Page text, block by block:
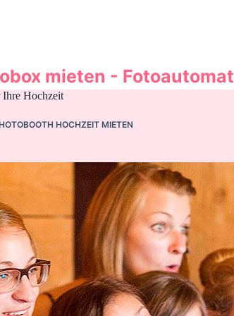
mieten - Fotoautomat
Ihre Hochzeit
HOCHZEIT MIETEN